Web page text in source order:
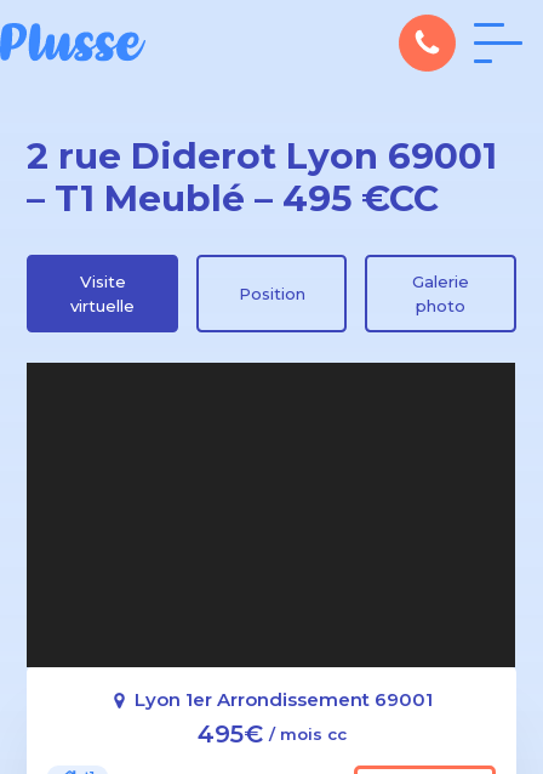
2 rue Diderot Lyon 69001
– T1 Meublé – 495 €CC
Visite
virtuelle
Position
Galerie
photo
Lyon 1er Arrondissement 69001
495€ / mois cc